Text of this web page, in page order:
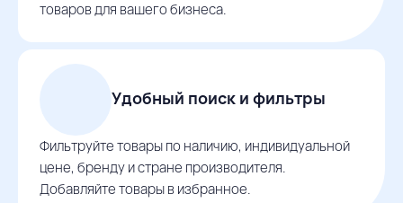
товаров для вашего бизнеса.
Удобный поиск и фильтры
Фильтруйте товары по наличию, индивидуальной
цене, бренду и стране производителя.
Добавляйте товары в избранное.